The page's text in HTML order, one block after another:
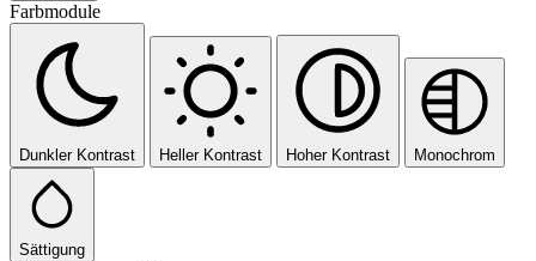
Farbmodule
Dunkler Kontrast Heller Kontrast Hoher Kontrast Monochrom
Sättigung